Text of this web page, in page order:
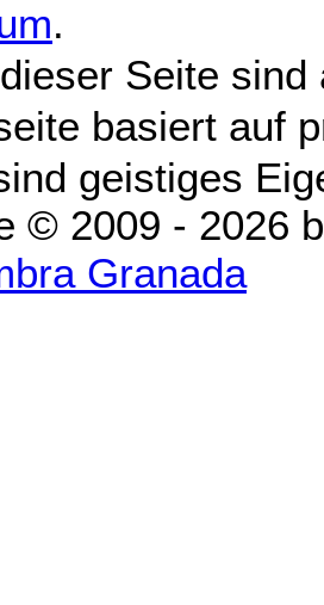
.
Seite
basiert auf
geistiges
© 2009 - 2026
Granada